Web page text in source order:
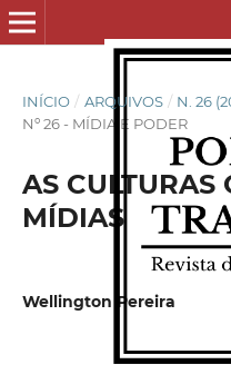
INÍCIO / ARQUIVOS / N. 26
Nº 26 - MÍDIA E PODER
AS CULTURAS
MÍDIAS
Wellington Pereira